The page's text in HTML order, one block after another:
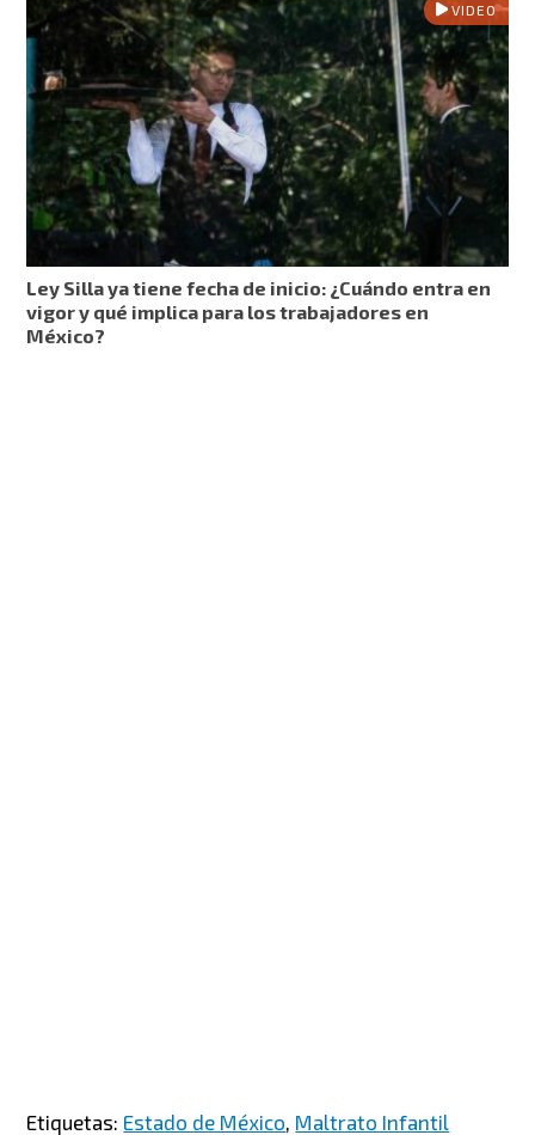
VIDEO
Ley Silla ya tiene fecha de inicio: ¿Cuándo entra en
vigor y qué implica para los trabajadores en
México?
Etiquetas: Estado de México, Maltrato Infantil